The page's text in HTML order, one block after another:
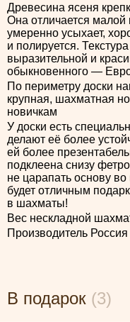
Древесина ясеня
Она отличается
умеренно усыхает,
и полируется.
выразительной и
обыкновенного —
По периметру доски
крупная, шахматная
новичкам
У доски есть
делают её более
ей более
подклеена снизу
не царапать основу
будет отличным
в шахматы!
Вес нескладной
Производитель Россия
В подарок (3)